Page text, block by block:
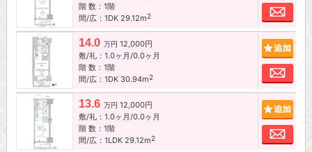
階 数：1階
間/広：1DK 29.12m2
お
14.0 万円 12,000円
敷/礼：1.0ヶ月/0.0ヶ月
階 数：1階
間/広：1DK 30.94m2
お
13.6 万円 12,000円
敷/礼：1.0ヶ月/0.0ヶ月
階 数：1階
間/広：1LDK 29.12m2
お